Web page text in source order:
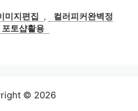
미지편집 ,
컬러피커완벽정
포토샵활용
© 2026